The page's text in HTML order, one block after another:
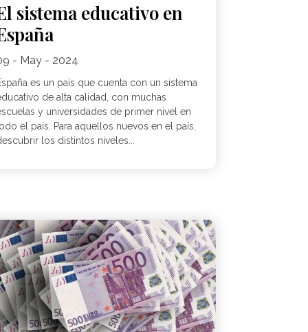
sistema educativo en
- May - 2024
es un país que cuenta con un sistema
de alta calidad, con muchas
y universidades de primer nivel en
el país. Para aquellos nuevos en el país,
los distintos niveles...